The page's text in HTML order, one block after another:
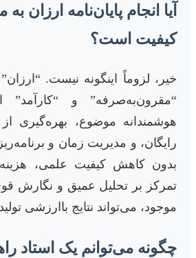
آیا انجام پایان‌نامه ارزان
کیفیت است؟
خیر، لزوماً اینگونه نیست.
“مقرون‌به‌صرفه” و “کارآمد”
هوشمندانه موضوع، بهره‌گیری از
رایگان، و مدیریت زمان و
بدون کاهش کیفیت علمی،
تمرکز بر تحلیل عمیق و نگارش
موجود، می‌تواند نتایج باارزشی
چگونه می‌توانم یک استاد